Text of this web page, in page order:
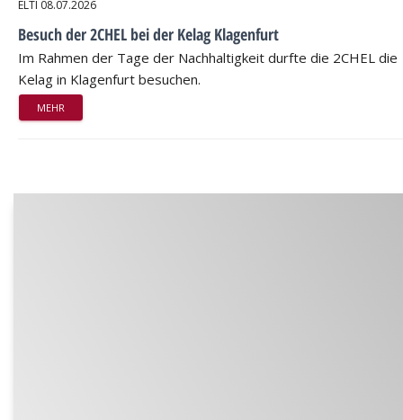
ELTI 08.07.2026
Besuch der 2CHEL bei der Kelag Klagenfurt
Im Rahmen der Tage der Nachhaltigkeit durfte die 2CHEL die
Kelag in Klagenfurt besuchen.
MEHR